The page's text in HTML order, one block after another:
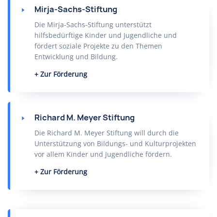
Mirja-Sachs-Stiftung
Die Mirja-Sachs-Stiftung unterstützt
hilfsbedürftige Kinder und Jugendliche und
fördert soziale Projekte zu den Themen
Entwicklung und Bildung.
Zur Förderung
Richard M. Meyer Stiftung
Die Richard M. Meyer Stiftung will durch die
Unterstützung von Bildungs- und Kulturprojekten
vor allem Kinder und Jugendliche fördern.
Zur Förderung